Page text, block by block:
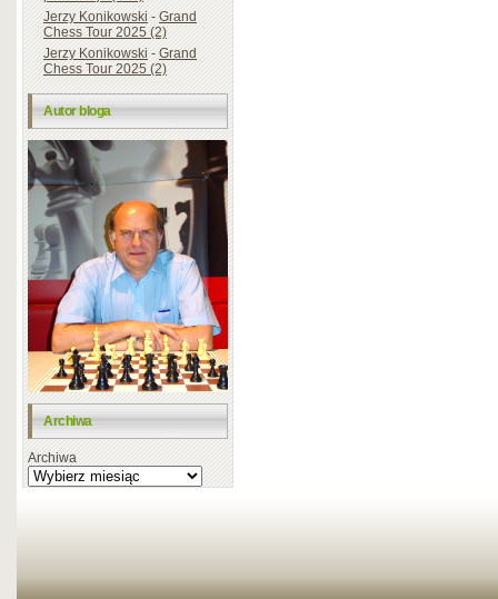
Jerzy Konikowski-Grand
Chess Tour 2025 (2)
Jerzy Konikowski-Grand
Chess Tour 2025 (2)
Autor bloga
Archiwa
Archiwa